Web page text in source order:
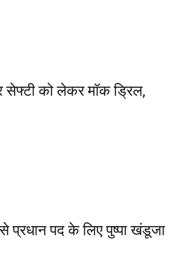
सेफ्टी को लेकर मॉक ड्रिल,
प्रधान पद के लिए पुष्पा खंडूजा